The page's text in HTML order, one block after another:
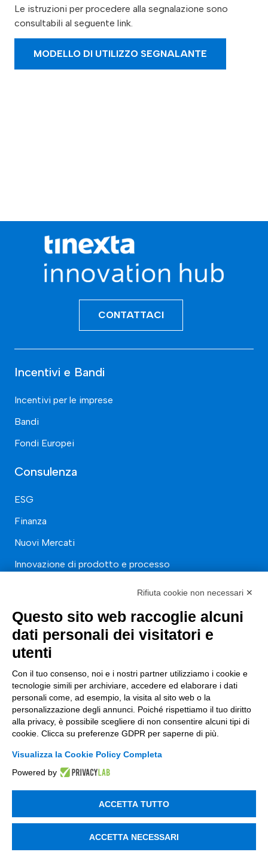
Le istruzioni per procedere alla segnalazione sono
consultabili al seguente link.
MODELLO DI UTILIZZO SEGNALANTE
CONTATTACI
Incentivi e Bandi
Incentivi per le imprese
Bandi
Fondi Europei
Consulenza
ESG
Finanza
Nuovi Mercati
Innovazione di prodotto e processo
Trasformazione Digitale
Compliance Normativa Integrata
Soluzioni Digitali
Smart Factory
Supply Chain
Soluzioni Custom
Soluzioni AI
Compliance
Contacts
info@tinextainnovationhub.com
Rifiuta cookie non necessari ✕
Questo sito web raccoglie alcuni
dati personali dei visitatori e
utenti
Con il tuo consenso, noi e i nostri partner utilizziamo i cookie e
tecnologie simili per archiviare, accedere ed elaborare i dati
personali come, ad esempio, la visita al sito web o la
personalizzazione degli annunci. Poiché rispettiamo il tuo diritto
alla privacy, è possibile scegliere di non consentire alcuni tipi di
cookie. Clicca su preferenze GDPR per saperne di più.
Visualizza la Cookie Policy Completa
Powered by
ACCETTA TUTTO
ACCETTA NECESSARI